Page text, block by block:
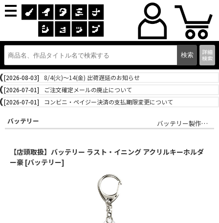
詳細
検索
[2026-08-03]
8/4(火)～14(金) 出荷遅延のお知らせ
[2026-07-01]
ご注文確定メールの廃止について
[2026-07-01]
コンビニ・ペイジー決済の支払期限変更について
バッテリー バッテリー製作委員会
【店頭取扱】バッテリー ラスト・イニング アクリルキーホルダ
ー豪 [バッテリー]